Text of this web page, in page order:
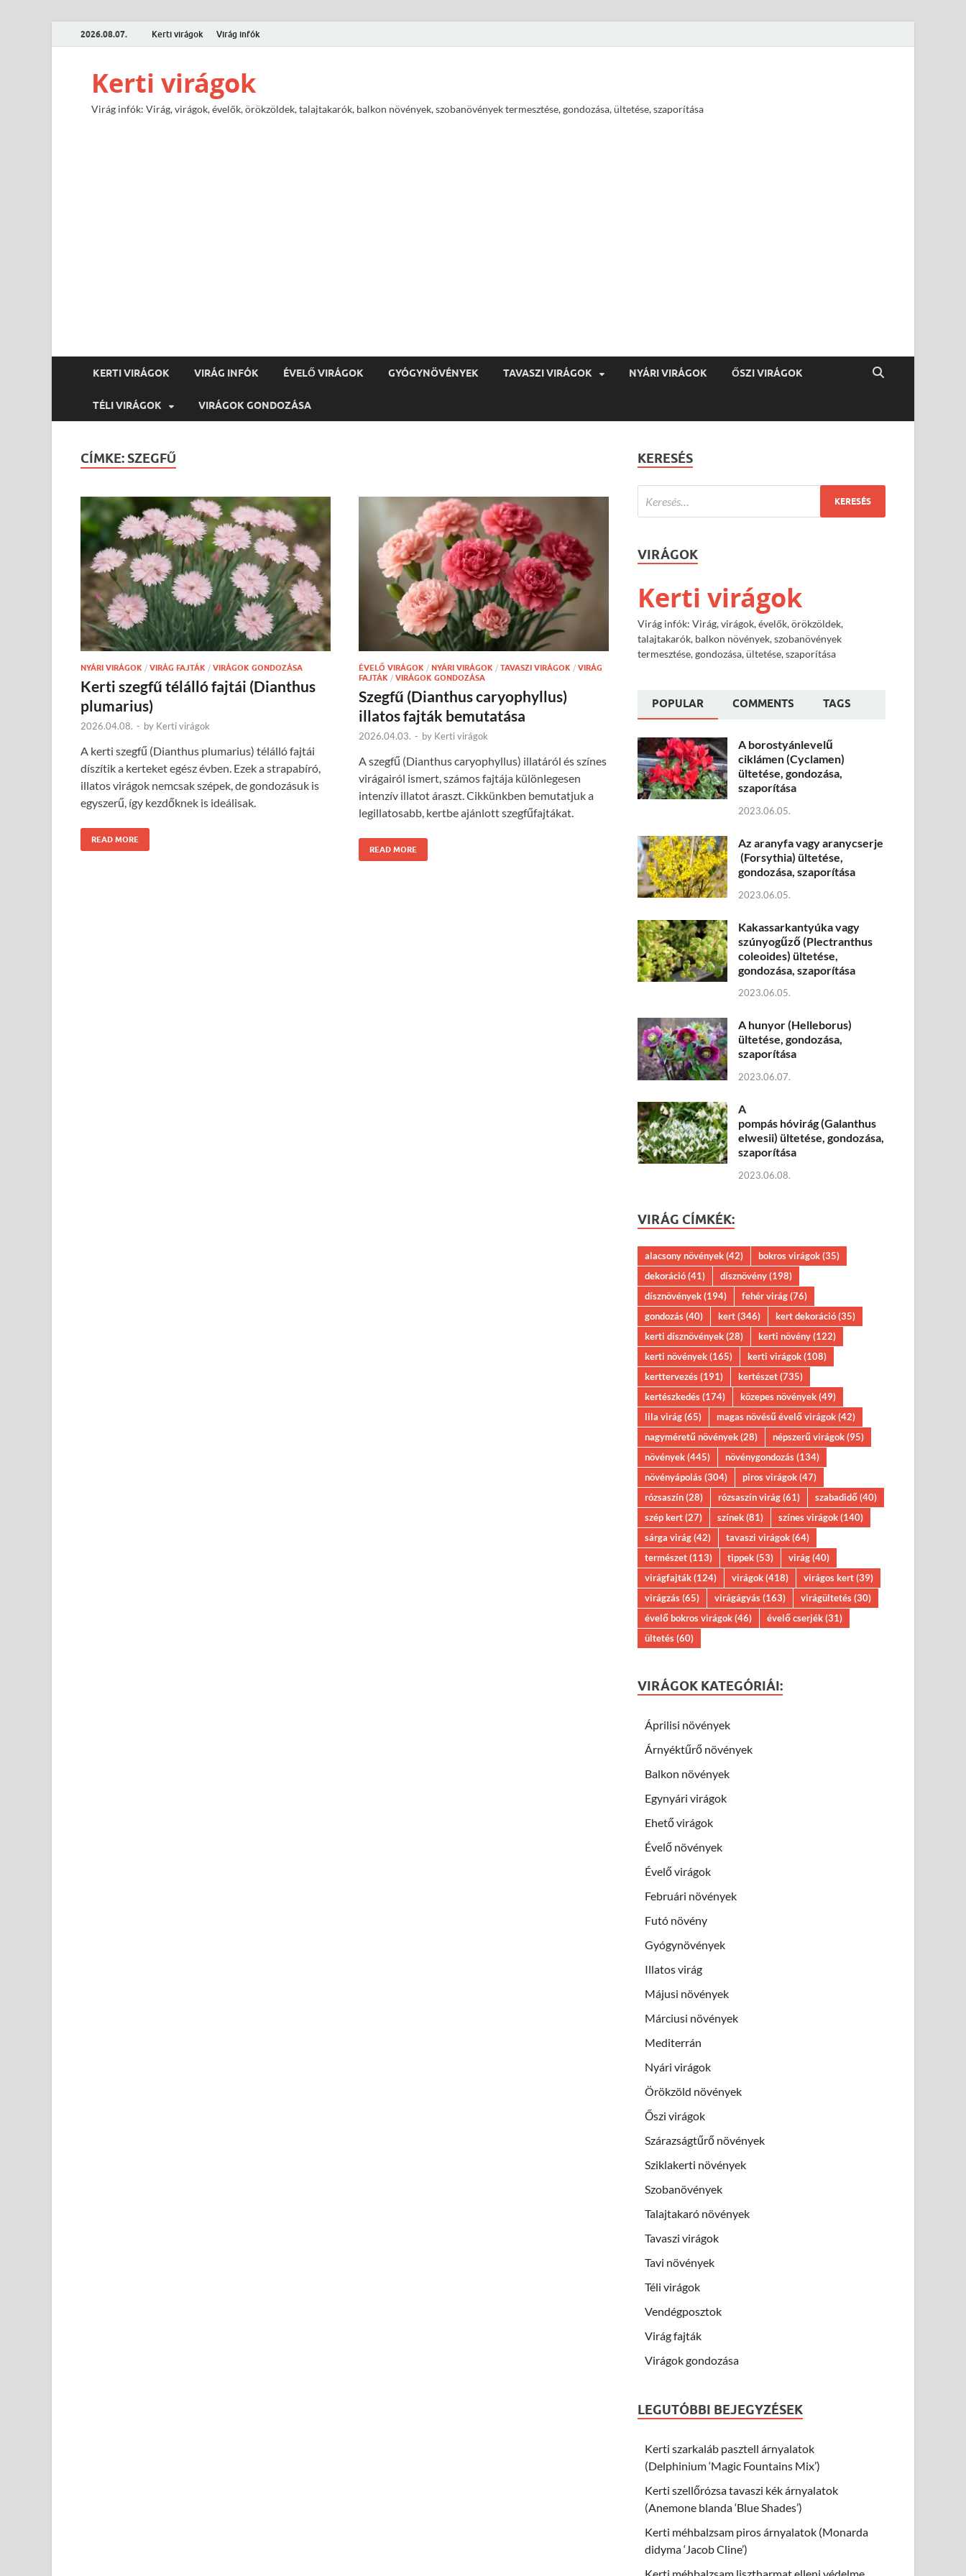
2026.08.07. Kerti virágok Virág infók
Kerti virágok
Virág infók: Virág, virágok, évelők, örökzöldek, talajtakarók, balkon növények, szobanövények termesztése, gondozása, ültetése, szaporítása
KERTI VIRÁGOK VIRÁG INFÓK ÉVELŐ VIRÁGOK GYÓGYNÖVÉNYEK TAVASZI VIRÁGOK NYÁRI VIRÁGOK ŐSZI VIRÁGOK
TÉLI VIRÁGOK VIRÁGOK GONDOZÁSA
CÍMKE: SZEGFŰ
NYÁRI VIRÁGOK / VIRÁG FAJTÁK / VIRÁGOK GONDOZÁSA
Kerti szegfű télálló fajtái (Dianthus
plumarius)
2026.04.08. - by Kerti virágok
A kerti szegfű (Dianthus plumarius) télálló fajtái
díszítik a kerteket egész évben. Ezek a strapabíró,
illatos virágok nemcsak szépek, de gondozásuk is
egyszerű, így kezdőknek is ideálisak.
READ MORE
ÉVELŐ VIRÁGOK / NYÁRI VIRÁGOK / TAVASZI VIRÁGOK / VIRÁG
FAJTÁK / VIRÁGOK GONDOZÁSA
Szegfű (Dianthus caryophyllus)
illatos fajták bemutatása
2026.04.03. - by Kerti virágok
A szegfű (Dianthus caryophyllus) illatáról és színes
virágairól ismert, számos fajtája különlegesen
intenzív illatot áraszt. Cikkünkben bemutatjuk a
legillatosabb, kertbe ajánlott szegfűfajtákat.
READ MORE
KERESÉS
VIRÁGOK
Kerti virágok
Virág infók: Virág, virágok, évelők, örökzöldek,
talajtakarók, balkon növények, szobanövények
termesztése, gondozása, ültetése, szaporítása
POPULAR COMMENTS TAGS
A borostyánlevelű
ciklámen (Cyclamen)
ültetése, gondozása,
szaporítása
2023.06.05.
Az aranyfa vagy aranycserje
(Forsythia) ültetése,
gondozása, szaporítása
2023.06.05.
Kakassarkantyúka vagy
szúnyogűző (Plectranthus
coleoides) ültetése,
gondozása, szaporítása
2023.06.05.
A hunyor (Helleborus)
ültetése, gondozása,
szaporítása
2023.06.07.
A
pompás hóvirág (Galanthus
elwesii) ültetése, gondozása,
szaporítása
2023.06.08.
VIRÁG CÍMKÉK:
alacsony növények(42) bokros virágok(35)
dekoráció(41) dísznövény(198)
dísznövények(194) fehér virág(76)
gondozás(40) kert(346) kert dekoráció(35)
kerti dísznövények(28) kerti növény(122)
kerti növények(165) kerti virágok(108)
kerttervezés(191) kertészet(735)
kertészkedés(174) közepes növények(49)
lila virág(65) magas növésű évelő virágok(42)
nagyméretű növények(28) népszerű virágok(95)
növények(445) növénygondozás(134)
növényápolás(304) piros virágok(47)
rózsaszín(28) rózsaszín virág(61) szabadidő(40)
szép kert(27) színek(81) színes virágok(140)
sárga virág(42) tavaszi virágok(64)
természet(113) tippek(53) virág(40)
virágfajták(124) virágok(418) virágos kert(39)
virágzás(65) virágágyás(163) virágültetés(30)
évelő bokros virágok(46) évelő cserjék(31)
ültetés(60)
VIRÁGOK KATEGÓRIÁI:
Áprilisi növények
Árnyéktűrő növények
Balkon növények
Egynyári virágok
Ehető virágok
Évelő növények
Évelő virágok
Februári növények
Futó növény
Gyógynövények
Illatos virág
Májusi növények
Márciusi növények
Mediterrán
Nyári virágok
Örökzöld növények
Őszi virágok
Szárazságtűrő növények
Sziklakerti növények
Szobanövények
Talajtakaró növények
Tavaszi virágok
Tavi növények
Téli virágok
Vendégposztok
Virág fajták
Virágok gondozása
LEGUTÓBBI BEJEGYZÉSEK
Kerti szarkaláb pasztell árnyalatok
(Delphinium ‘Magic Fountains Mix’)
Kerti szellőrózsa tavaszi kék árnyalatok
(Anemone blanda ‘Blue Shades’)
Kerti méhbalzsam piros árnyalatok (Monarda
didyma ‘Jacob Cline’)